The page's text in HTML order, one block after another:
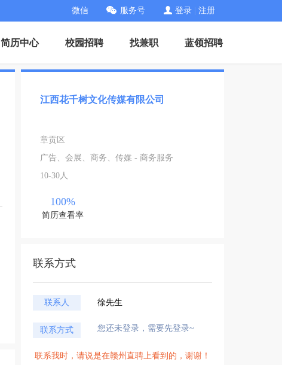
微信 服务号 登录 注册
简历中心 校园招聘 找兼职 蓝领招聘
江西花千树文化传媒有限公司
章贡区
广告、会展、商务、传媒 - 商务服务
10-30人
100%
简历查看率
联系方式
联系人 徐先生
联系方式 您还未登录，需要先登录~
联系我时，请说是在赣州直聘上看到的，谢谢！